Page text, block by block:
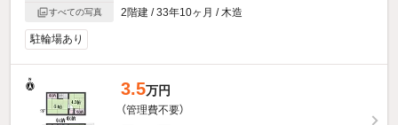
すべての写真
2階建 / 33年10ヶ月 / 木造
駐輪場あり
3.5万円
（管理費不要）